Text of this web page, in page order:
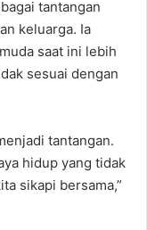
tantangan
keluarga. Ia
saat ini lebih
sesuai dengan
tantangan.
hidup yang tidak
sikapi bersama,”